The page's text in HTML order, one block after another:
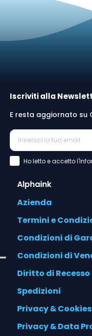
Iscriviti alla
E resta aggiornato su
Accettazione Privacy
Ho letto e accetto
Alphaink
Azienda
Termini e
Condizioni di
Condizioni di
Diritto di Recesso
Spedizioni
Privacy & Cookies
Privacy & Data